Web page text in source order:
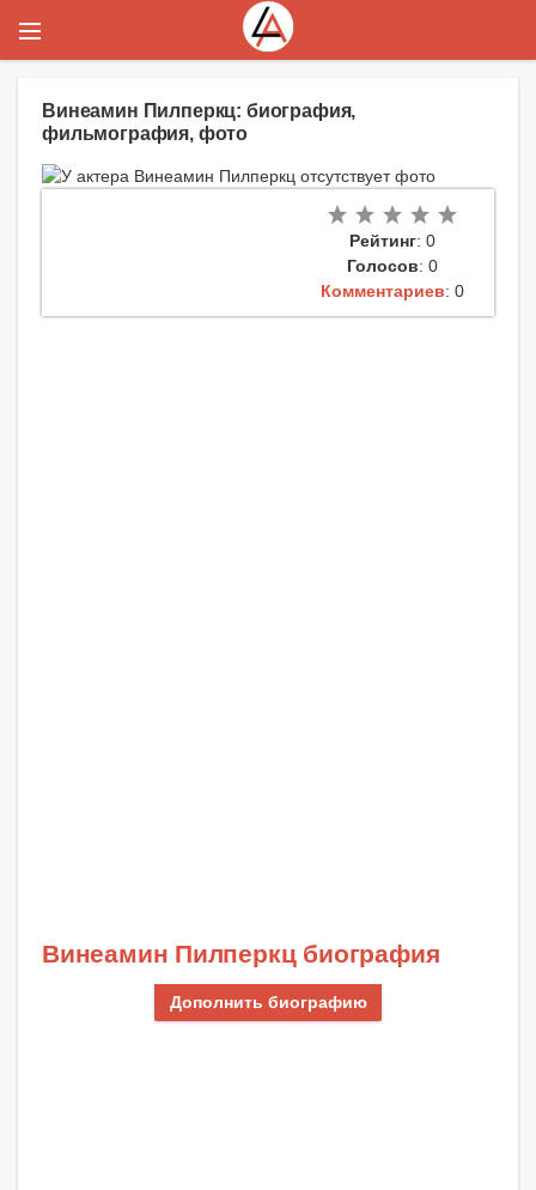
Винеамин Пилперкц: биография,
фильмография, фото
Рейтинг: 0
Голосов: 0
Комментариев: 0
Винеамин Пилперкц биография
Дополнить биографию